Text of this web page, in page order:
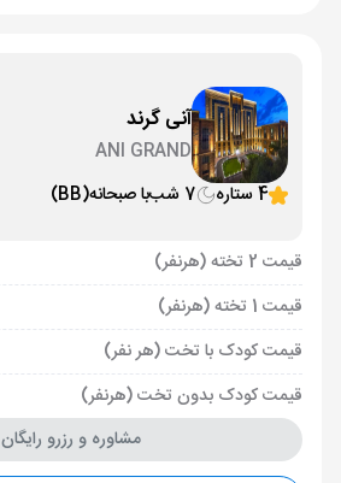
آنی گرند
ANI GRAND
4 ستاره
7 شب با صبحانه(BB)
قیمت 2 تخته (هرنفر)
قیمت 1 تخته (هرنفر)
قیمت کودک با تخت (هر نفر)
قیمت کودک بدون تخت (هرنفر)
مشاوره و رزرو رایگان